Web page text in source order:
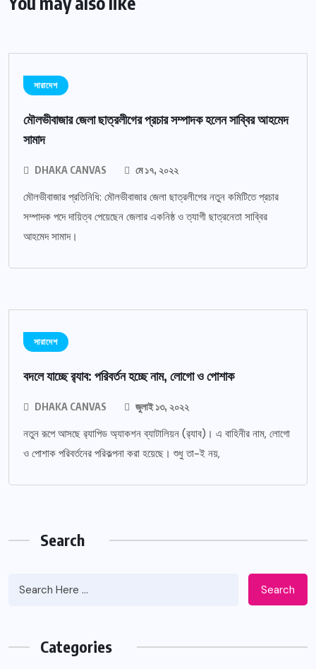
সারাদেশ
মৌলভীবাজার জেলা ছাত্রলীগের প্রচার সম্পাদক হলেন সাব্বির আহমেদ
সামাদ
DHAKA CANVAS মে ১৭, ২০২২
মৌলভীবাজার প্রতিনিধি: মৌলভীবাজার জেলা ছাত্রলীগের নতুন কমিটিতে প্রচার
সম্পাদক পদে দায়িত্ব পেয়েছেন জেলার একনিষ্ঠ ও ত্যাগী ছাত্রনেতা সাব্বির
আহমেদ সামাদ।
সারাদেশ
বদলে যাচ্ছে র‌্যাব: পরিবর্তন হচ্ছে নাম, লোগো ও পোশাক
DHAKA CANVAS জুলাই ১৩, ২০২২
নতুন রূপে আসছে র‌্যাপিড অ্যাকশন ব্যাটালিয়ন (র‌্যাব)। এ বাহিনীর নাম, লোগো
ও পোশাক পরিবর্তনের পরিকল্পনা করা হয়েছে। শুধু তা-ই নয়,
Search
Search
Categories